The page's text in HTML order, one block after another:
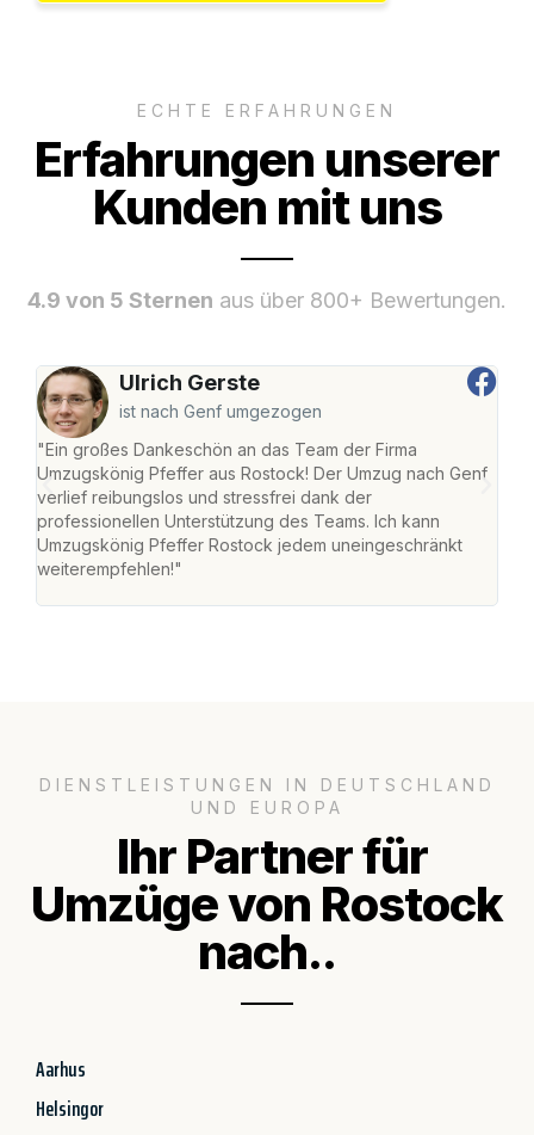
ECHTE ERFAHRUNGEN
Erfahrungen unserer
Kunden mit uns
4.9 von 5 Sternen aus über 800+ Bewertungen.
Ulrich Gerste
ist nach Genf umgezogen
"Ein großes Dankeschön an das Team der Firma
Umzugskönig Pfeffer aus Rostock! Der Umzug nach Genf
verlief reibungslos und stressfrei dank der
professionellen Unterstützung des Teams. Ich kann
Umzugskönig Pfeffer Rostock jedem uneingeschränkt
weiterempfehlen!"
DIENSTLEISTUNGEN IN DEUTSCHLAND
UND EUROPA
Ihr Partner für
Umzüge von Rostock
nach..
Aarhus
Helsingor